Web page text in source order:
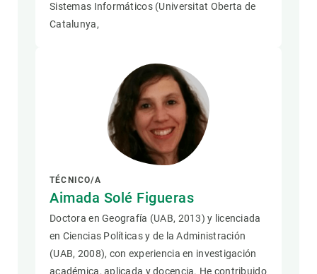
Sistemas Informáticos (Universitat Oberta de
Catalunya,
TÉCNICO/A
Aimada Solé Figueras
Doctora en Geografía (UAB, 2013) y licenciada
en Ciencias Políticas y de la Administración
(UAB, 2008), con experiencia en investigación
académica, aplicada y docencia. He contribuido